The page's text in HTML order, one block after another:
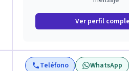
Ver perfil
Teléfono WhatsApp